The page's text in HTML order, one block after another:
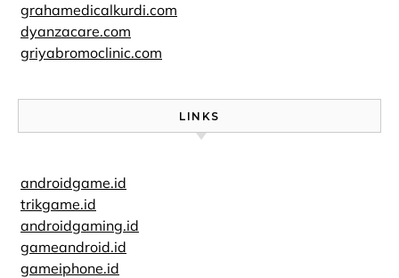
grahamedicalkurdi.com
dyanzacare.com
griyabromoclinic.com
LINKS
androidgame.id
trikgame.id
androidgaming.id
gameandroid.id
gameiphone.id